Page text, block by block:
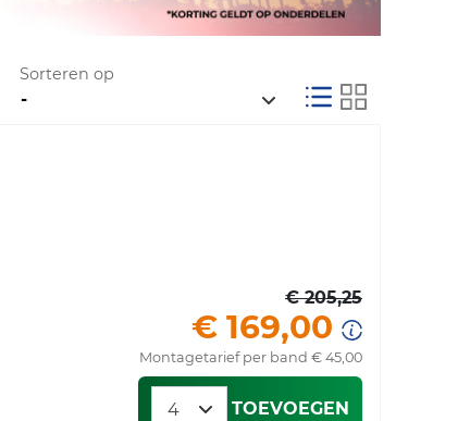
Sorteren op
€ 205,25
€ 169,00
Montagetarief per band € 45,00
TOEVOEGEN